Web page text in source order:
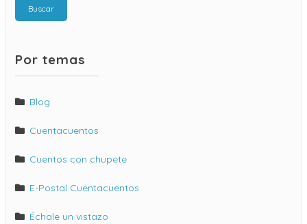
Buscar
Por temas
Blog
Cuentacuentos
Cuentos con chupete
E-Postal Cuentacuentos
Échale un vistazo